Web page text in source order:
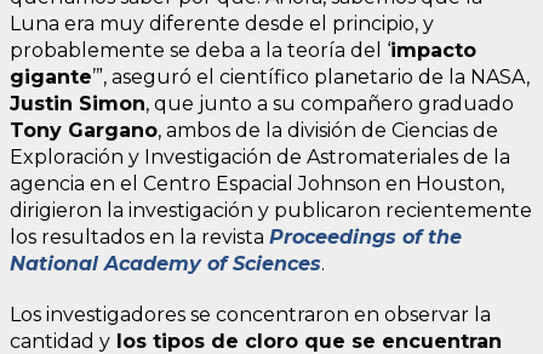
Luna era muy diferente desde el principio, y
probablemente se deba a la teoría del ‘impacto
gigante’”, aseguró el científico planetario de la NASA,
Justin Simon, que junto a su compañero graduado
Tony Gargano, ambos de la división de Ciencias de
Exploración y Investigación de Astromateriales de la
agencia en el Centro Espacial Johnson en Houston,
dirigieron la investigación y publicaron recientemente
los resultados en la revista Proceedings of the
National Academy of Sciences.
Los investigadores se concentraron en observar la
cantidad y los tipos de cloro que se encuentran